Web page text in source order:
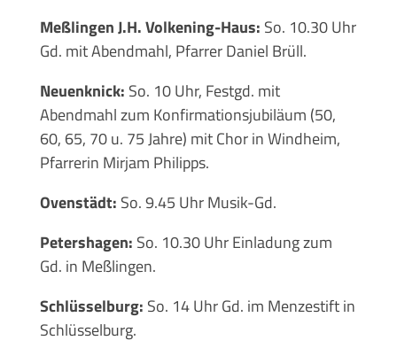
Meßlingen J.H. Volkening-Haus: So. 10.30 Uhr
Gd. mit Abendmahl, Pfarrer Daniel Brüll.
Neuenknick: So. 10 Uhr, Festgd. mit
Abendmahl zum Konfirmationsjubiläum (50,
60, 65, 70 u. 75 Jahre) mit Chor in Windheim,
Pfarrerin Mirjam Philipps.
Ovenstädt: So. 9.45 Uhr Musik-Gd.
Petershagen: So. 10.30 Uhr Einladung zum
Gd. in Meßlingen.
Schlüsselburg: So. 14 Uhr Gd. im Menzestift in
Schlüsselburg.